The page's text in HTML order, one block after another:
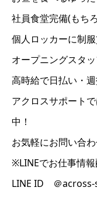
社員食堂完備(もち
個人ロッカーに制
オープニングスタ
高時給で日払い・週
アクロスサポート
中！
お気軽にお問い合わ
※LINEでお仕事情報
LINE ID ＠